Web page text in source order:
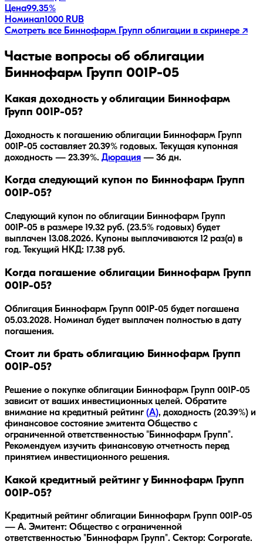
Цена99.35%
Номинал1000 RUB
Смотреть все Биннофарм Групп облигации в скринере ↗
Частые вопросы об облигации
Биннофарм Групп 001Р-05
Какая доходность у облигации Биннофарм
Групп 001Р-05?
Доходность к погашению облигации Биннофарм Групп
001Р-05 составляет 20.39% годовых. Текущая купонная
доходность — 23.39%. Дюрация — 36 дн.
Когда следующий купон по Биннофарм Групп
001Р-05?
Следующий купон по облигации Биннофарм Групп
001Р-05 в размере 19.32 руб. (23.5% годовых) будет
выплачен 13.08.2026. Купоны выплачиваются 12 раз(а) в
год. Текущий НКД: 17.38 руб.
Когда погашение облигации Биннофарм Групп
001Р-05?
Облигация Биннофарм Групп 001Р-05 будет погашена
05.03.2028. Номинал будет выплачен полностью в дату
погашения.
Стоит ли брать облигацию Биннофарм Групп
001Р-05?
Решение о покупке облигации Биннофарм Групп 001Р-05
зависит от ваших инвестиционных целей. Обратите
внимание на кредитный рейтинг (A), доходность (20.39%) и
финансовое состояние эмитента Общество с
ограниченной ответственностью "Биннофарм Групп".
Рекомендуем изучить финансовую отчетность перед
принятием инвестиционного решения.
Какой кредитный рейтинг у Биннофарм Групп
001Р-05?
Кредитный рейтинг облигации Биннофарм Групп 001Р-05
— A. Эмитент: Общество с ограниченной
ответственностью "Биннофарм Групп". Сектор: Corporate.